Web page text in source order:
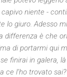
niente -
lo giuro. Adesso
differenza è che
di portarmi qui
finirai in galera,
ce l’ho trovato